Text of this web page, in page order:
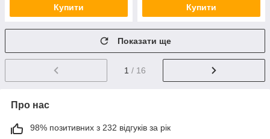
Купити Купити
Показати ще
1 / 16
Про нас
98% позитивних з 232 відгуків за рік